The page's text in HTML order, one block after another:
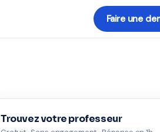
Faire une
Trouvez votre professeur